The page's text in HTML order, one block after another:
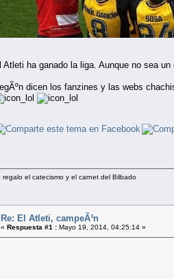
Atleti ha ganado la liga. Aunque no sea
dicen los fanzines y las webs
regalo el catecismo y el carnet del Bilbado
Re: El Atleti, campeÃ³n
« Respuesta #1 : Mayo 19, 2014, 04:25:14 »